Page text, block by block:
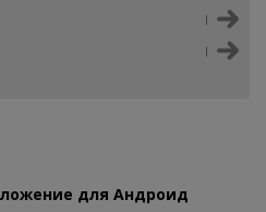
для Андроид